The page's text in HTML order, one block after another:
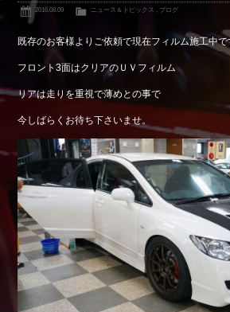
Reflesh Plan
買取査定
Blog
Shop info.
店舗紹介
Company
会社概要
2016.08.09 ニュース＆トピックス , ブログ
既存のお客様よりご依頼で現在フィルム施工中で
フロント3面はクリアのＵＶフィルム
リアは走りを重視で薄めとの事で
今しばらくお待ち下さいませ。